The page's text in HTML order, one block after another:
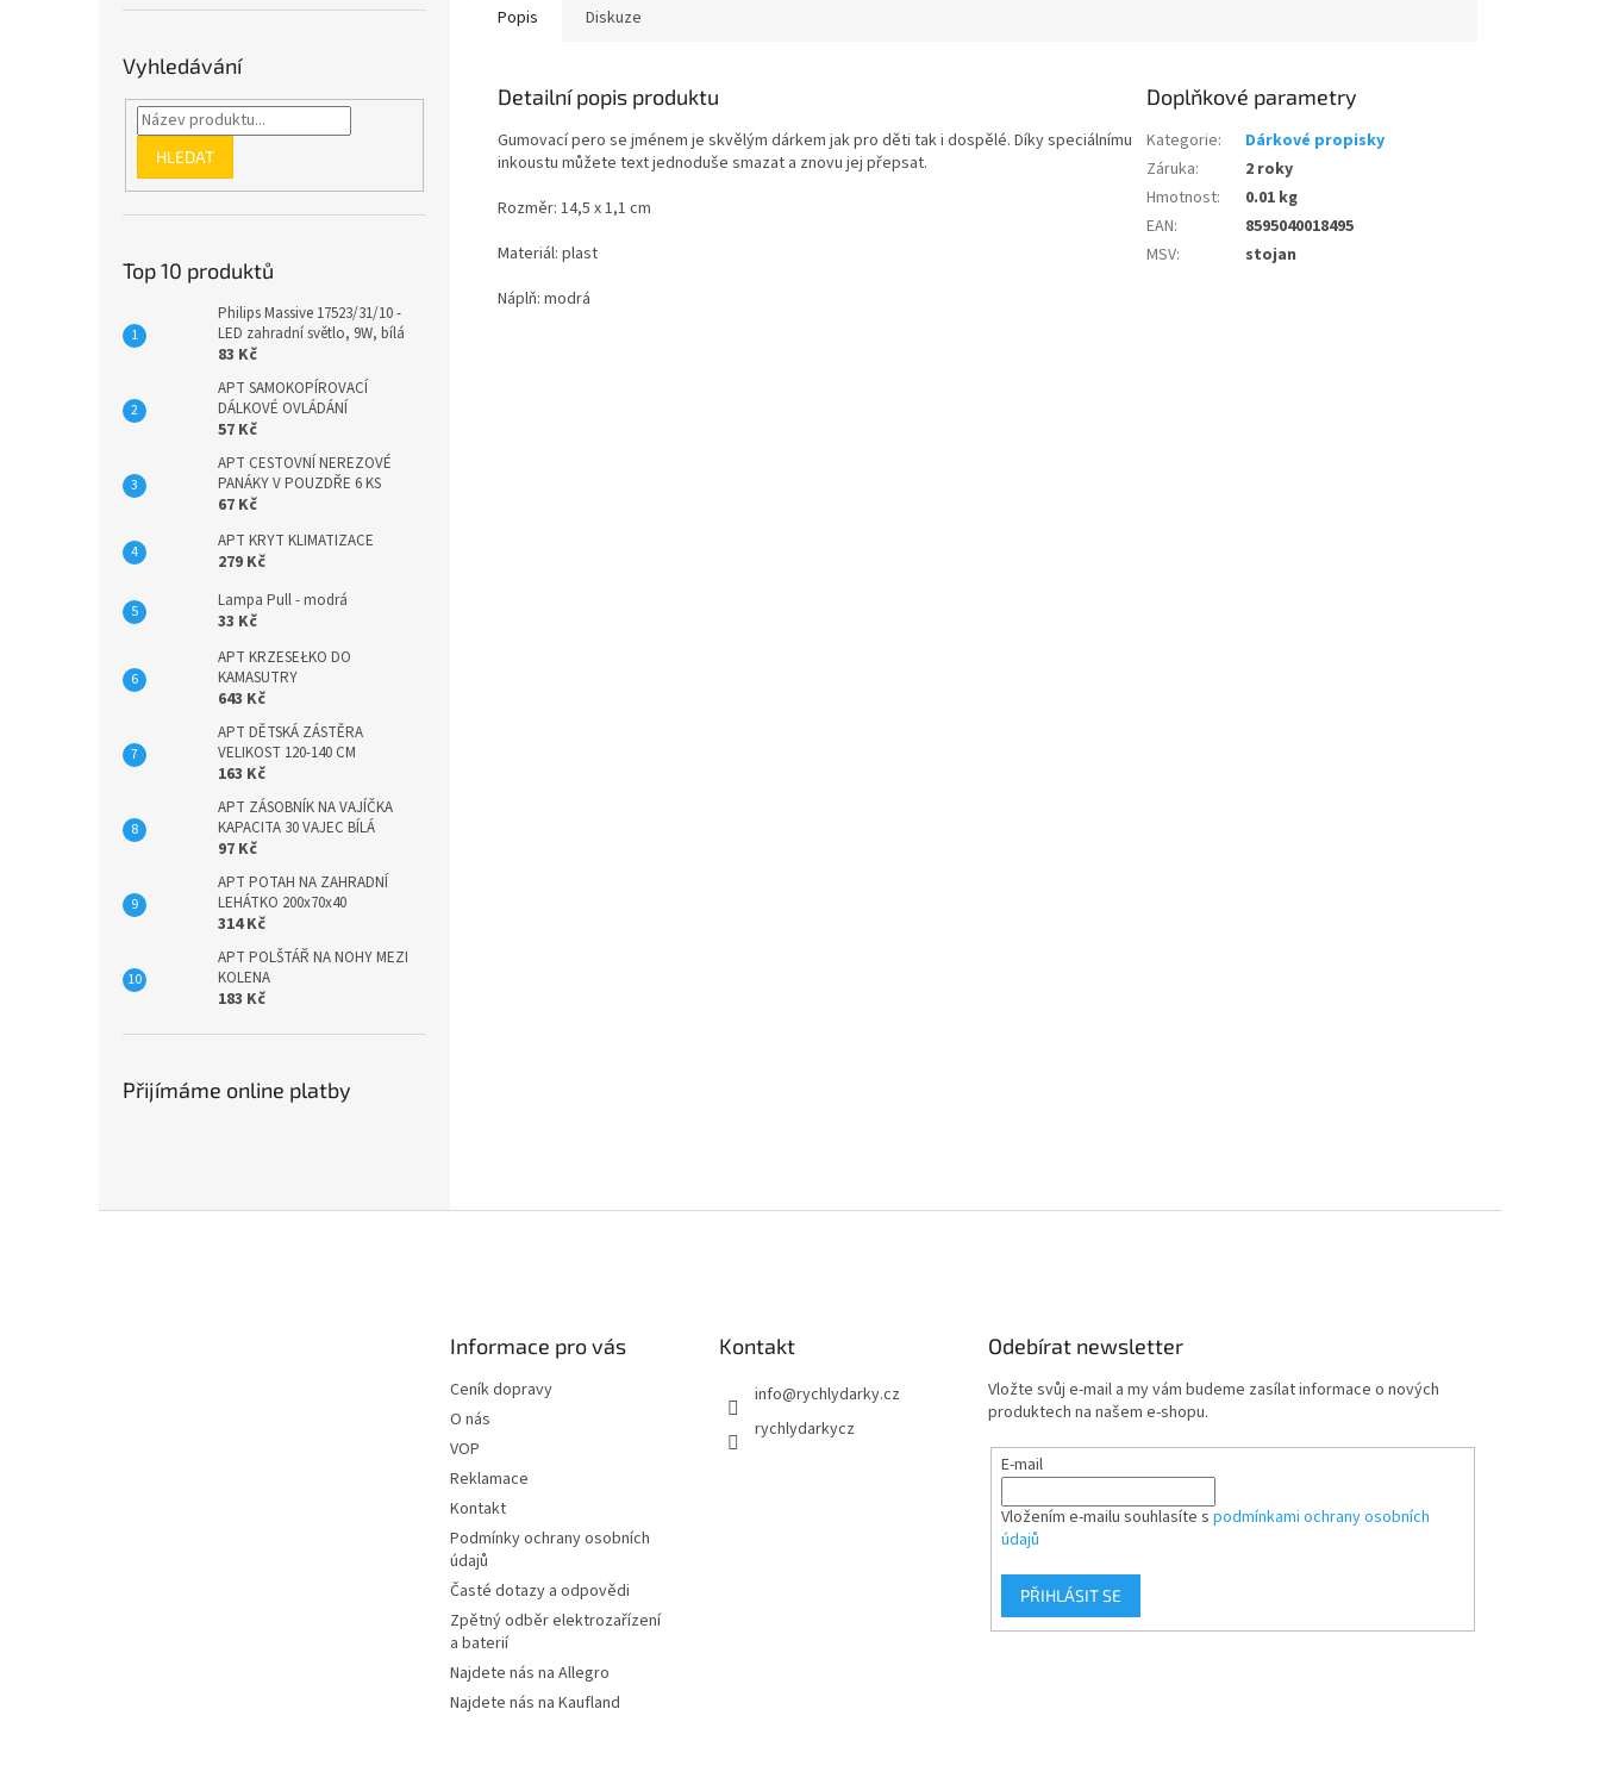
Vyhledávání
HLEDAT
Top 10 produktů
Philips Massive 17523/31/10 -
LED zahradní světlo, 9W, bílá
83 Kč
APT SAMOKOPÍROVACÍ
DÁLKOVÉ OVLÁDÁNÍ
57 Kč
APT CESTOVNÍ NEREZOVÉ
PANÁKY V POUZDŘE 6 KS
67 Kč
APT KRYT KLIMATIZACE
279 Kč
Lampa Pull - modrá
33 Kč
APT KRZESEŁKO DO
KAMASUTRY
643 Kč
APT DĚTSKÁ ZÁSTĚRA
VELIKOST 120-140 CM
163 Kč
APT ZÁSOBNÍK NA VAJÍČKA
KAPACITA 30 VAJEC BÍLÁ
97 Kč
APT POTAH NA ZAHRADNÍ
LEHÁTKO 200x70x40
314 Kč
APT POLŠTÁŘ NA NOHY MEZI
KOLENA
183 Kč
Přijímáme online platby
Popis Diskuze
Detailní popis produktu
Gumovací pero se jménem je skvělým dárkem jak pro děti tak i dospělé. Díky speciálnímu
inkoustu můžete text jednoduše smazat a znovu jej přepsat.
Rozměr: 14,5 x 1,1 cm
Materiál: plast
Náplň: modrá
Doplňkové parametry
Kategorie:
Dárkové propisky
Záruka:
2 roky
Hmotnost:
0.01 kg
EAN:
8595040018495
MSV: stojan
Informace pro vás
Ceník dopravy
O nás
VOP
Reklamace
Kontakt
Podmínky ochrany osobních
údajů
Časté dotazy a odpovědi
Zpětný odběr elektrozařízení
a baterií
Najdete nás na Allegro
Najdete nás na Kaufland
Kontakt
info@rychlydarky.cz
rychlydarkycz
Odebírat newsletter
Vložte svůj e-mail a my vám budeme zasílat informace o nových
produktech na našem e-shopu.
E-mail
Vložením e-mailu souhlasíte spodmínkami ochrany osobních
údajů
PŘIHLÁSIT SE